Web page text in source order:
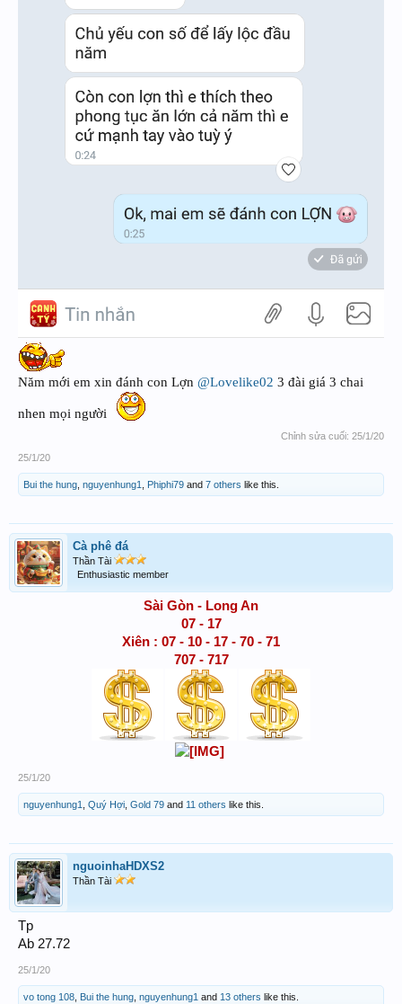
Năm mới em xin đánh con Lợn @Lovelike02 3 đài giá 3 chai
nhen mọi người
Chỉnh sửa cuối: 25/1/20
25/1/20
Bui the hung nguyenhung1 Phiphi79 and 7 others like this.
Cà phê đá
Thần Tài
Enthusiastic member
Sài Gòn - Long An
07 - 17
Xiên : 07 - 10 - 17 - 70 - 71
707 - 717
25/1/20
nguyenhung1 Quý Hợi Gold 79 and 11 others like this.
nguoinhaHDXS2
Thần Tài
Tp
Ab 27.72
25/1/20
vo tong 108 Bui the hung nguyenhung1 and 13 others like this.